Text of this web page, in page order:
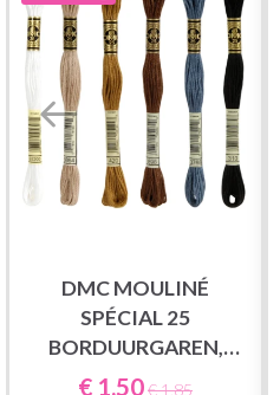
DMC MOULINÉ
SPÉCIAL 25
BORDUURGAREN,
EFFEN KLEUREN,
€ 1,50€ 1,85